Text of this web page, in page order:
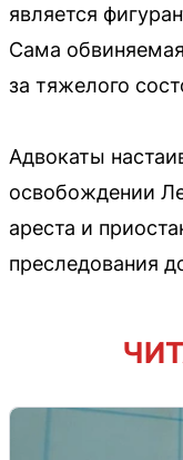
является
Сама
за тяжелого
Адвокаты
освобождении
ареста и
преследования